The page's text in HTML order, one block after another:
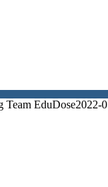
Team EduDose2022-